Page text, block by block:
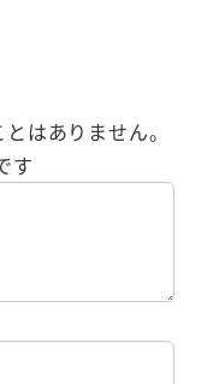
はありません。
す